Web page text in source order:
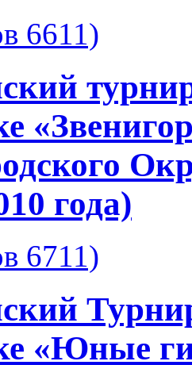
6611)
года)
6711)
«Юные